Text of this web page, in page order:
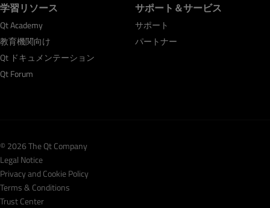
学習リソース
Qt Academy
教育機関向け
Qt ドキュメンテーション
Qt Forum
サポート＆サービス
サポート
パートナー
© 2026 The Qt Company
Legal Notice
Privacy and Cookie Policy
Terms & Conditions
Trust Center